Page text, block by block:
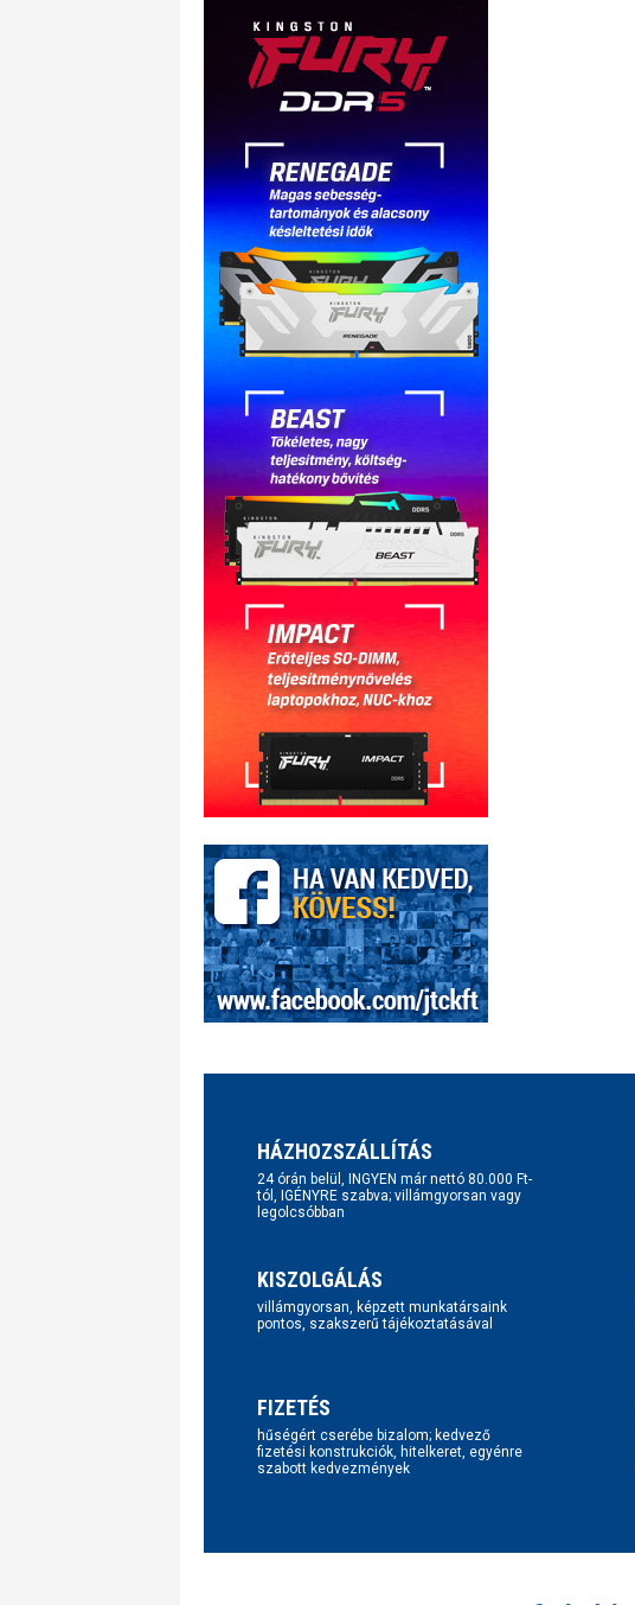
HÁZHOZSZÁLLÍTÁS
24 órán belül, INGYEN már nettó 80.000 Ft-
tól, IGÉNYRE szabva; villámgyorsan vagy
legolcsóbban
KISZOLGÁLÁS
villámgyorsan, képzett munkatársaink
pontos, szakszerű tájékoztatásával
FIZETÉS
hűségért cserébe bizalom; kedvező
fizetési konstrukciók, hitelkeret, egyénre
szabott kedvezmények